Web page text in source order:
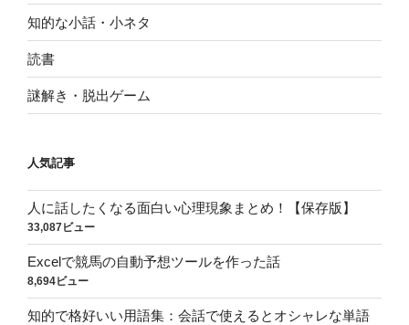
知的な小話・小ネタ
読書
謎解き・脱出ゲーム
人気記事
人に話したくなる面白い心理現象まとめ！【保存版】
33,087ビュー
Excelで競馬の自動予想ツールを作った話
8,694ビュー
知的で格好いい用語集：会話で使えるとオシャレな単語